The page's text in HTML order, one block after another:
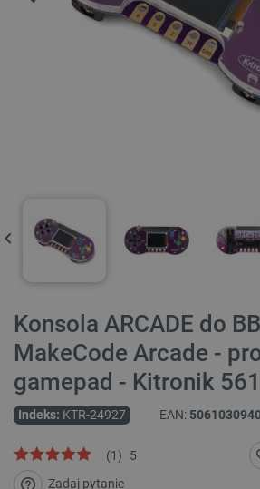
Konsola ARCADE do
MakeCode Arcade -
gamepad - Kitronik
Indeks: KTR-24927 EAN:
5
(1)
Zadaj pytanie